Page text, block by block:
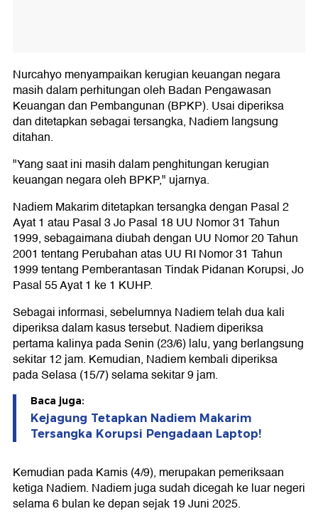
Nurcahyo menyampaikan kerugian keuangan negara
masih dalam perhitungan oleh Badan Pengawasan
Keuangan dan Pembangunan (BPKP). Usai diperiksa
dan ditetapkan sebagai tersangka, Nadiem langsung
ditahan.
"Yang saat ini masih dalam penghitungan kerugian
keuangan negara oleh BPKP," ujarnya.
Nadiem Makarim ditetapkan tersangka dengan Pasal 2
Ayat 1 atau Pasal 3 Jo Pasal 18 UU Nomor 31 Tahun
1999, sebagaimana diubah dengan UU Nomor 20 Tahun
2001 tentang Perubahan atas UU RI Nomor 31 Tahun
1999 tentang Pemberantasan Tindak Pidanan Korupsi, Jo
Pasal 55 Ayat 1 ke 1 KUHP.
Sebagai informasi, sebelumnya Nadiem telah dua kali
diperiksa dalam kasus tersebut. Nadiem diperiksa
pertama kalinya pada Senin (23/6) lalu, yang berlangsung
sekitar 12 jam. Kemudian, Nadiem kembali diperiksa
pada Selasa (15/7) selama sekitar 9 jam.
Baca juga:
Kejagung Tetapkan Nadiem Makarim
Tersangka Korupsi Pengadaan Laptop!
Kemudian pada Kamis (4/9), merupakan pemeriksaan
ketiga Nadiem. Nadiem juga sudah dicegah ke luar negeri
selama 6 bulan ke depan sejak 19 Juni 2025.